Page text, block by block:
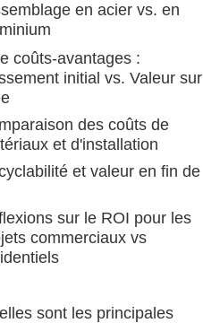
en acier vs. en
coûts-avantages :
initial vs. Valeur sur
des coûts de
et d'installation
et valeur en fin de
sur le ROI pour les
commerciaux vs
sont les principales